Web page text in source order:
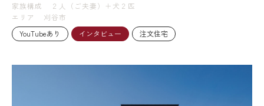
家族構成
２人（ご夫妻）＋犬２匹
エリア
刈谷市
YouTubeあり
インタビュー 注文住宅